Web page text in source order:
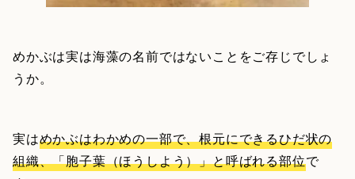
めかぶは実は海藻の名前ではないことをご存じでしょ
うか。
実はめかぶはわかめの一部で、根元にできるひだ状の
組織、「胞子葉（ほうしよう）」と呼ばれる部位で